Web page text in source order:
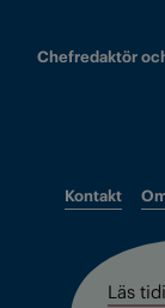
Chefredaktör
Kontakt
Läs